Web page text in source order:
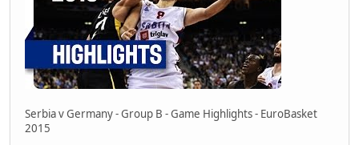
Serbia v Germany - Group B - Game Highlights - EuroBasket
2015